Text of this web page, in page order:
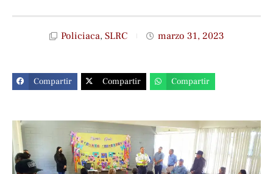
Policiaca, SLRC marzo 31, 2023
Compartir Compartir Compartir